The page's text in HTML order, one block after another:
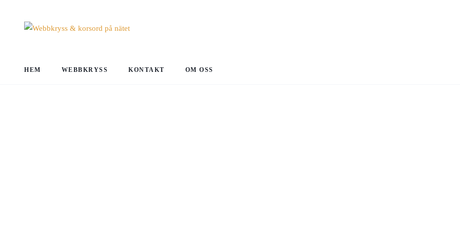
HEM WEBBKRYSS KONTAKT OM OSS